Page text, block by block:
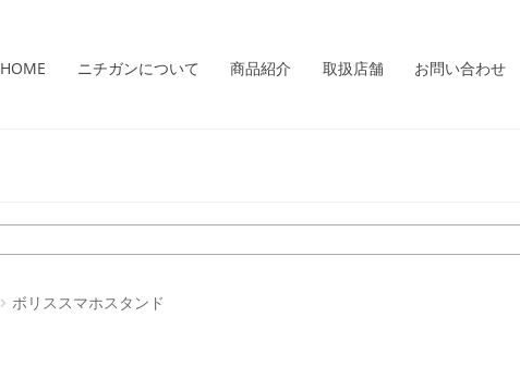
HOME ニチガンについて 商品紹介 取扱店舗 お問い合わせ
ボリススマホスタンド